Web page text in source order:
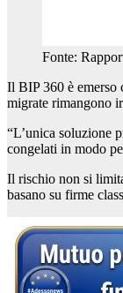
Fonte:
Il BIP 360 è emerso
migrate rimangono
“L’unica soluzione
congelati in modo
Il rischio non si
basano su firme